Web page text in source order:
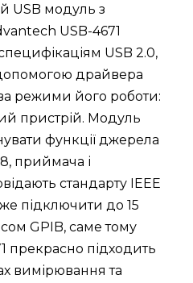
USB модуль з
USB-4671
USB 2.0,
допомогою драйвера
режими його роботи:
пристрій. Модуль
функції джерела
приймача і
стандарту IEEE
підключити до 15
GPIB, саме тому
прекрасно підходить
вимірювання та